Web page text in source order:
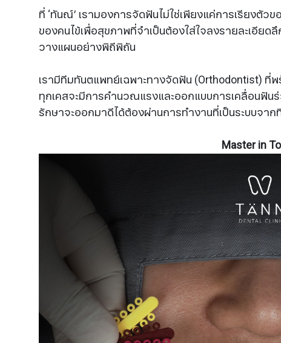
ที่ ‘ทันณ์’ เรามองการจัดฟันไม่ใช่เพียงแค่การเรียงตั
ของคนไข้เพื่อสุขภาพที่จำเป็นต้องใส่ใจลงรายละเอียด
วางแผนอย่างพิถีพิถัน
เรามีทีมทันตแพทย์เฉพาะทางจัดฟัน (Orthodontist) ที่
ทุกเคสจะมีการคำนวณแรงและออกแบบการเคลื่อนฟัน
รักษาจะออกมาดีได้ต้องผ่านการทำงานที่เป็นระบบจา
Master in